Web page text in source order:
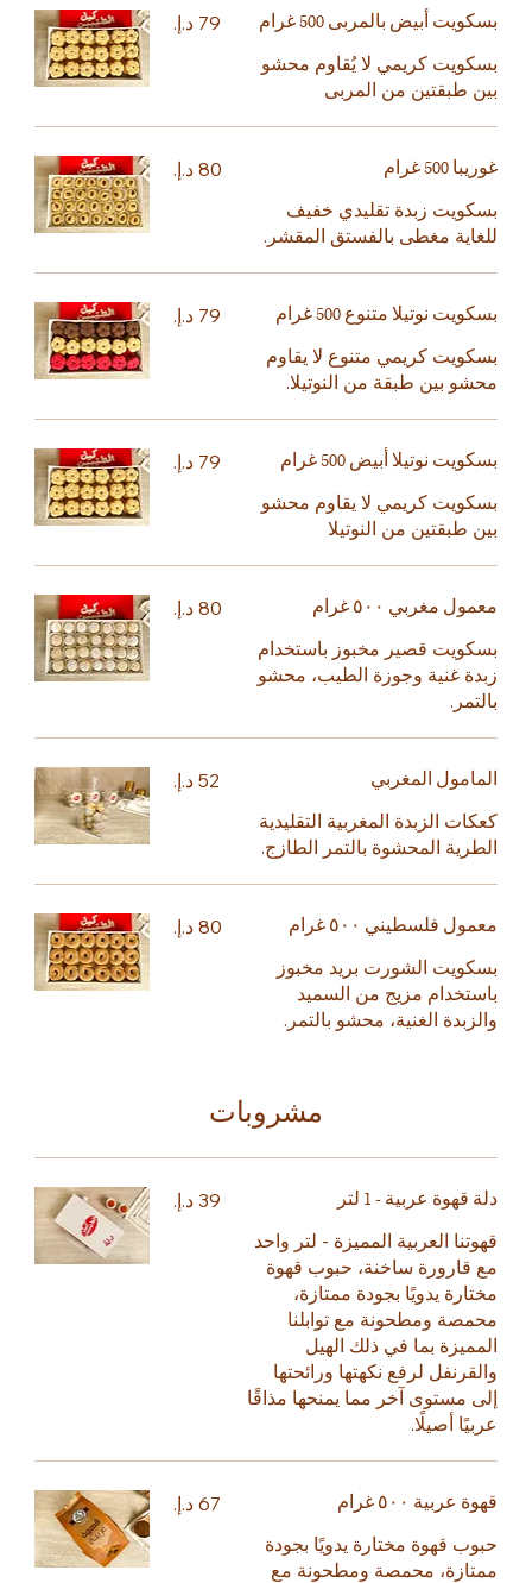
بسكويت أبيض بالمربى 500 غرام
بسكويت كريمي لا يُقاوم محشو
بين طبقتين من المربى
غوريبا 500 غرام
بسكويت زبدة تقليدي خفيف
للغاية مغطى بالفستق المقشر.
بسكويت نوتيلا متنوع 500 غرام
بسكويت كريمي متنوع لا يقاوم
محشو بين طبقة من النوتيلا.
بسكويت نوتيلا أبيض 500 غرام
بسكويت كريمي لا يقاوم محشو
بين طبقتين من النوتيلا
معمول مغربي ٥٠٠ غرام
بسكويت قصير مخبوز باستخدام
زبدة غنية وجوزة الطيب، محشو
بالتمر.
المامول المغربي
كعكات الزبدة المغربية التقليدية
الطرية المحشوة بالتمر الطازج.
معمول فلسطيني ٥٠٠ غرام
بسكويت الشورت بريد مخبوز
باستخدام مزيج من السميد
والزبدة الغنية، محشو بالتمر.
مشروبات
دلة قهوة عربية - 1 لتر
قهوتنا العربية المميزة - لتر واحد
مع قارورة ساخنة، حبوب قهوة
مختارة يدويًا بجودة ممتازة،
محمصة ومطحونة مع توابلنا
المميزة بما في ذلك الهيل
والقرنفل لرفع نكهتها ورائحتها
إلى مستوى آخر مما يمنحها مذاقًا
عربيًا أصيلًا.
قهوة عربية ٥٠٠ غرام
حبوب قهوة مختارة يدويًا بجودة
ممتازة، محمصة ومطحونة مع